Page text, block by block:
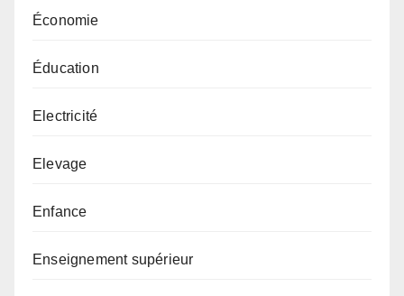
Économie
Éducation
Electricité
Elevage
Enfance
Enseignement supérieur